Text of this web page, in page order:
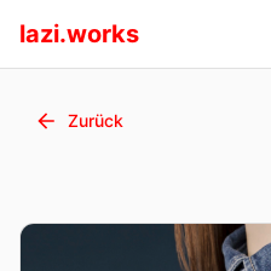
lazi.works
Zurück